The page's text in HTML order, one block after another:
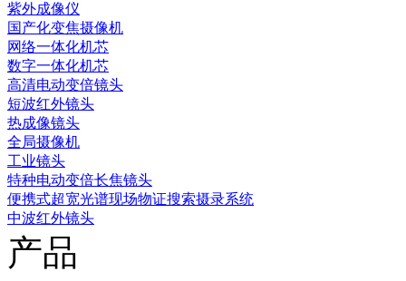
紫外成像仪
国产化变焦摄像机
网络一体化机芯
数字一体化机芯
高清电动变倍镜头
短波红外镜头
热成像镜头
全局摄像机
工业镜头
特种电动变倍长焦镜头
便携式超宽光谱现场物证搜索摄录系统
中波红外镜头
产品